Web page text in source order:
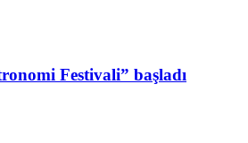
Festivali” başladı